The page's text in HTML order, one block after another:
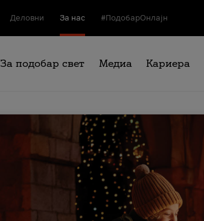
Деловни За нас #ПодобарОнлајн
За подобар свет Медиа Кариера